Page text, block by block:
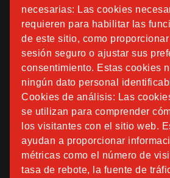
necesarias: Las cookies
requieren para habilitar las
de este sitio, como
sesión seguro o ajustar sus
consentimiento. Estas cookies
ningún dato personal
Cookies de análisis: Las
se utilizan para comprender
los visitantes con el sitio web.
ayudan a proporcionar
métricas como el número de
tasa de rebote, la fuente de